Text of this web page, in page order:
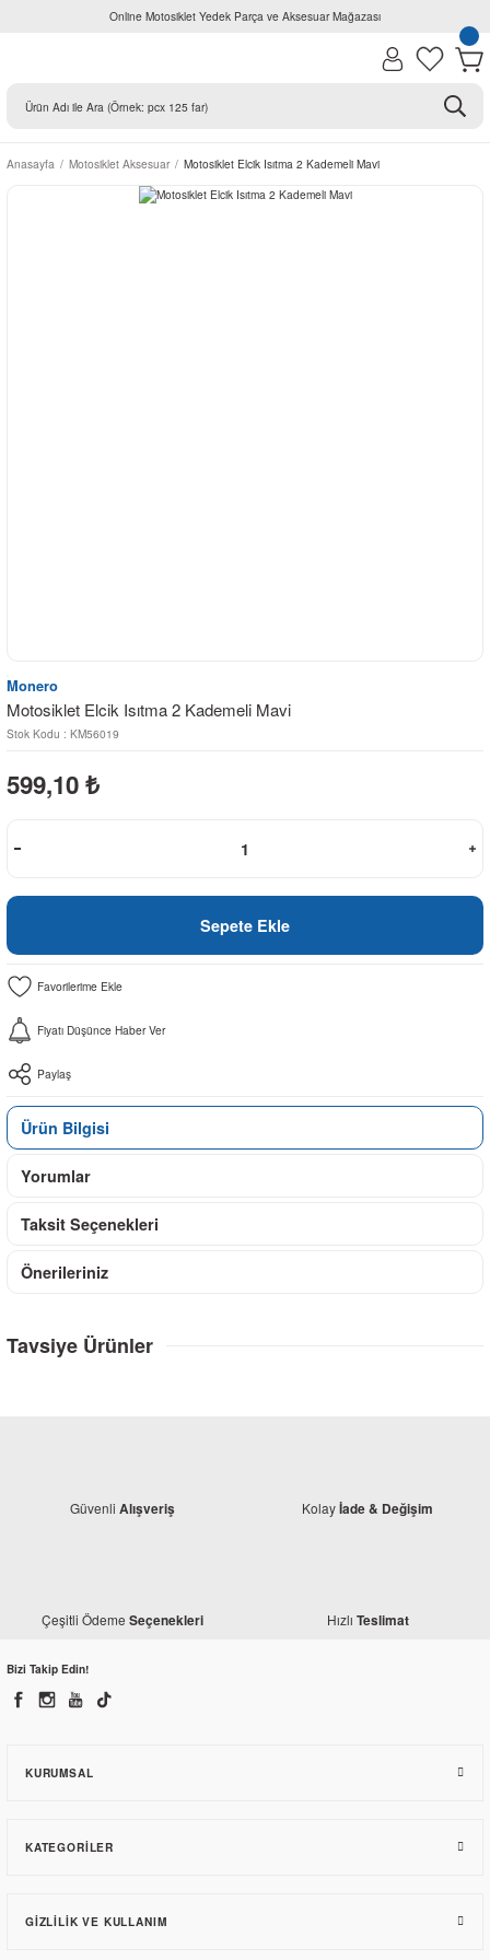
Online Motosiklet Yedek Parça ve Aksesuar Mağazası
Anasayfa Motosiklet Aksesuar Motosiklet Elcik Isıtma 2 Kademeli Mavi
Monero
Motosiklet Elcik Isıtma 2 Kademeli Mavi
Stok Kodu : KM56019
599,10 ₺
Sepete Ekle
Fiyatı Düşünce Haber Ver
Paylaş
Ürün Bilgisi
Yorumlar
Taksit Seçenekleri
Önerileriniz
Tavsiye Ürünler
Motosiklet Elcik Isıtma 2 Kademeli
Güvenli Alışveriş Kolayİade & Değişim
Çeşitli Ödeme Seçenekleri Hızlı Teslimat
Bizi Takip Edin!
KURUMSAL
KATEGORILER
GIZLILIK VE KULLANIM